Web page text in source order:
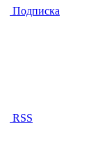
Подписка
RSS